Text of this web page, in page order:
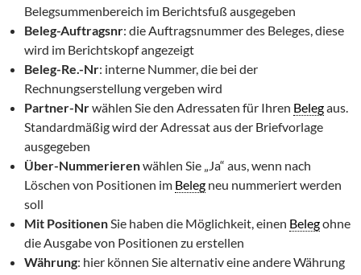
Belegsummenbereich im Berichtsfuß ausgegeben
Beleg-Auftragsnr: die Auftragsnummer des Beleges, diese
wird im Berichtskopf angezeigt
Beleg-Re.-Nr: interne Nummer, die bei der
Rechnungserstellung vergeben wird
Partner-Nrwählen Sie den Adressaten für Ihren Belegaus.
Standardmäßig wird der Adressat aus der Briefvorlage
ausgegeben
Über-Nummerierenwählen Sie „Ja“ aus, wenn nach
Löschen von Positionen im Beleg neu nummeriert werden
soll
Mit PositionenSie haben die Möglichkeit, einen Belegohne
die Ausgabe von Positionen zu erstellen
Währung: hier können Sie alternativ eine andere Währung